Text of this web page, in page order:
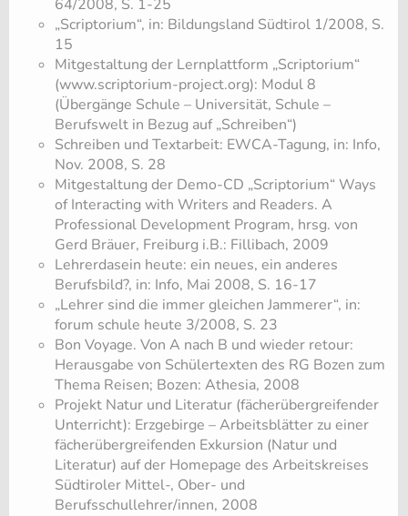
64/2008, S. 1-25
„Sc​riptorium“, in: Bildungsland Südtirol 1/2008, S.
15
Mitgestaltung der Lernplattform „Sc​riptorium“
(www.sc​riptorium-project.org): Modul 8
(Übergänge Schule – Universität, Schule –
Berufswelt in Bezug auf „Schreiben“)
Schreiben und Textarbeit: EWCA-Tagung, in: Info,
Nov. 2008, S. 28
Mitgestaltung der Demo-CD „Sc​riptorium“ Ways
of Interacting with Wr​iters and Readers. A
Professional Development Program, hrsg. von
Gerd Bräuer, Freiburg i.B.: Fillibach, 2009
Lehrerdasein heute: ein neues, ein anderes
Berufsbild?, in: Info, Mai 2008, S. 16-17
„Lehrer sind die immer gleichen Jammerer“, in:
forum schule heute 3/2008, S. 23
Bon Voyage. Von A nach B und wieder retour:
Herausgabe von Schülertexten des RG Bozen zum
Thema Reisen; Bozen: Athesia, 2008
Projekt Natur und Literatur (fächerübergreifender
Unterricht): Erzgebirge – Arbeitsblätter zu einer
fächerübergreifenden Exkursion (Natur und
Literatur) auf der Homepage des Arbeitskreises
Südtiroler Mittel-, Ober- und
Berufsschullehrer/innen, 2008